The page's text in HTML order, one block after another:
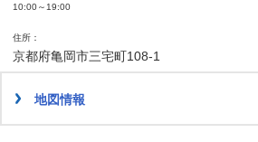
10:00～19:00
住所
京都府亀岡市三宅町108-1
地図情報